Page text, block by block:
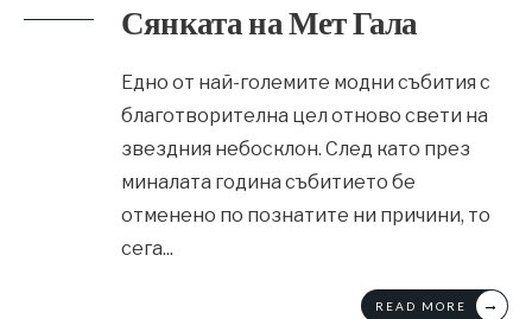
Сянката на Мет Гала
Едно от най-големите модни събития с
благотворителна цел отново свети на
звездния небосклон. След като през
миналата година събитието бе
отменено по познатите ни причини, то
сега...
READ MORE →